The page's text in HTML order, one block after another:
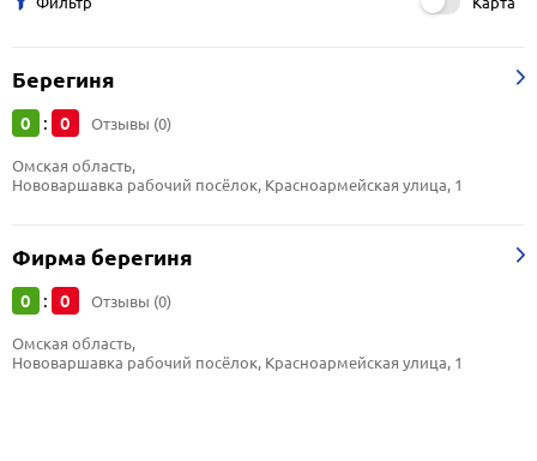
Берегиня
0 : 0 Отзывы (0)
Омская область,
Нововаршавка рабочий посёлок, Красноармейская улица, 1
Фирма берегиня
0 : 0 Отзывы (0)
Омская область,
Нововаршавка рабочий посёлок, Красноармейская улица, 1